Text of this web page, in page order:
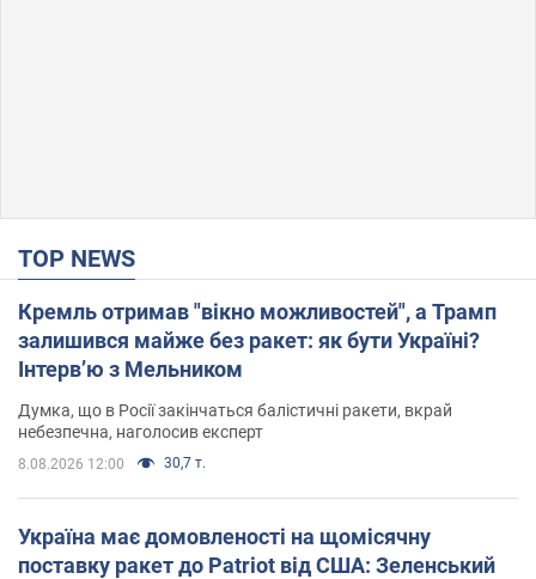
TOP NEWS
Кремль отримав "вікно можливостей", а Трамп
залишився майже без ракет: як бути Україні?
Інтерв’ю з Мельником
Думка, що в Росії закінчаться балістичні ракети, вкрай
небезпечна, наголосив експерт
8.08.2026 12:00 30,7 т.
Україна має домовленості на щомісячну
поставку ракет до Patriot від США: Зеленський